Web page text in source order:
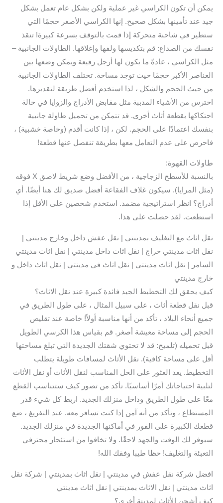
يمكن أن تكون الكراسي غير عملية ولكن بشكل عام تعمل بشكل
جيد عند تأمينها بشكل صحيح. إنها الكراسي الأصغر حجمًا التي
ستطير في شاحنة متحركة إذا قمت بالتوقف بسرعة كبيرة! تنقذ
نفسك من الصداع: قم بتكديسها ولفها وإغلاقها. الطاولات الجانبية –
مثل الكراسي ، عادةً ما يكون لها أرجل رفيعة ويمكن وضعها بين
العناصر الأكبر حجمًا حيث توجد مساحة. تختلف الطاولات الجانبية
من حيث الحجم والشكل ، لذا استخدم أفضل طريقة لتقديرها.
احترس من الأشياء المدببة مثل مقابض الأدراج والزوايا في حالة
احتكاكها بقطعة أثاث أخرى. قد تتمكن من تحميل طاولة جانبية
بنفسك اعتمادًا على الحجم. لكن ، إذا كانت أقدم (وخاصة خشبية) ،
فاحرص على عدم التعامل معها بطريقة تنفصل عنها قطعة!
طاولات القهوة:
بالنسبة للأسطح الزجاجية ، من الأفضل وضع شريط لاصق X فوقه
(مثل المرايا). سيكون غلاف الفقاعة أفضل صديق لك هنا أيضًا. أي
أدراج؟ انظر استراتيجية مضمد. استخدم شخصين على الأقل إذا
استطعت. لقد حصلت على هذا.
نقل اثاث مع التغليف بمدينتي | نقل عفش داخل وخارج مدينتي |
نقل اثاث مدينتي حراج | نقل اثاث داخل مدينتي | نقل اثاث مدينتي
السامر | نقل اثاث مدينتي | نقل اثاث في مدينتي | نقل اثاث داخل و
خارج مدينتي
كيف يحقق لك التخطيط الجيد فائدة كبيرة عند نقل الاثاث؟
قبل نقل قطعة أثاث ، على سبيل المثال ، على طول الطريق في
جميع أنحاء البلاد ، تأكد من أنها مناسبة أولاً! خاصة عند تقليص
الحجم إلى مساحة معيشة أصغر. قم بقياس هذا الكرسي الطويل
قبل تحميله (تلميح: قد لا تحتوي شقتك الجديدة التي تبلغ مساحتها
أقل على مساحة كافية). نقل الأثاث لمسافات طويلة يتطلب
التخطيط. يعد العثور على الحل المناسب لنقل الأثاث أو نقل الأثاث
لتلبية احتياجاتك أمرًا أساسيًا. تأكد من تصور كيف ستتناسب القطع
معًا على طول الطريق وداخل منزلك الجديد. اربط كل شيء قدر
المستطاع ، وتأكد من أنه آمن إذا كنت تسافر معه. عند التفريغ ، ضع
قطعك الكبيرة على الفور في أماكنها الجديدة في منزلك الجديد.
سيوفر لك الوقت والجهد لاحقًا. ولا تخافوا من استئجار محترفي
التعبئة والتغليف! حظا طيبا وفقك الله!
افضل شركة نقل عفش في مدينتي | نقل اثاث بمدينتي | شركة نقل
اثاث مدينتي | نقل الاثاث بمدينتي | نقل اثاث مدينتي
كيف أشحن الأثاث لمدينة أخرى؟